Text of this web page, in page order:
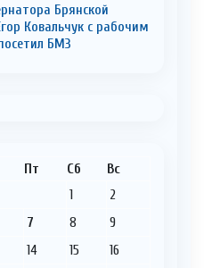
Брянской
Ковальчук с рабочим
БМЗ
Пт Сб Вс
1
2
7 8
9
14 15
16